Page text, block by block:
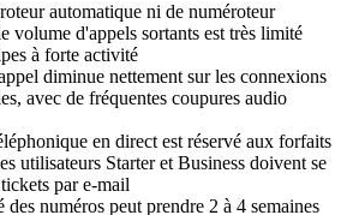
automatique ni de numéroteur
volume d'appels sortants est très limité
à forte activité
diminue nettement sur les connexions
avec de fréquentes coupures audio
en direct est réservé aux forfaits
utilisateurs Starter et Business doivent se
par e-mail
numéros peut prendre 2 à 4 semaines